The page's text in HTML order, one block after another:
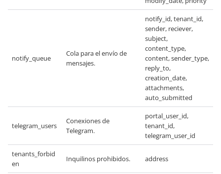
notify_queue
Cola para el envío de
mensajes.
notify_id, tenant_id,
sender, reciever,
subject,
content_type,
content, sender_type,
reply_to,
creation_date,
attachments,
auto_submitted
telegram_users
Conexiones de
Telegram.
portal_user_id,
tenant_id,
telegram_user_id
tenants_forbid
en
Inquilinos prohibidos. address